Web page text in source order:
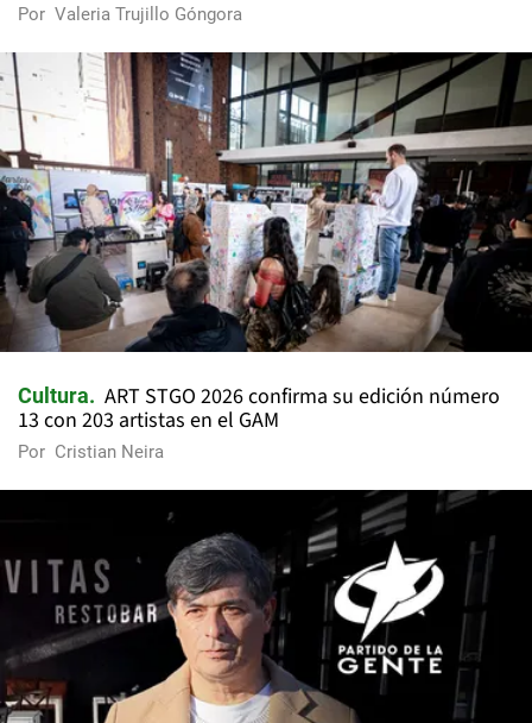
Por Valeria Trujillo Góngora
Cultura
ART STGO 2026 confirma su edición número
13 con 203 artistas en el GAM
Por Cristian Neira